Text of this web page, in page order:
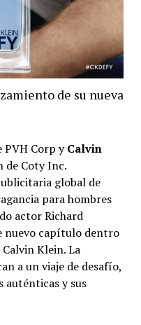
de su nueva
PVH Corp yCalvin
de Coty Inc.
global de
para hombres
actor Richard
nuevo capítulo dentro
Klein. La
a un viaje de desafío,
auténticas y sus